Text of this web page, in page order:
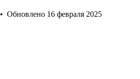
• Обновлено 16 февраля 2025